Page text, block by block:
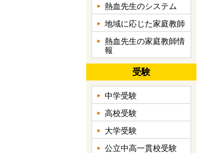
熱血先生のシステム
地域に応じた家庭教師
熱血先生の家庭教師情
報
受験
中学受験
高校受験
大学受験
公立中高一貫校受験